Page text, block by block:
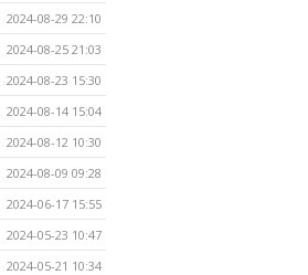
2024-08-29 22:10
2024-08-25 21:03
2024-08-23 15:30
2024-08-14 15:04
2024-08-12 10:30
2024-08-09 09:28
2024-06-17 15:55
2024-05-23 10:47
2024-05-21 10:34